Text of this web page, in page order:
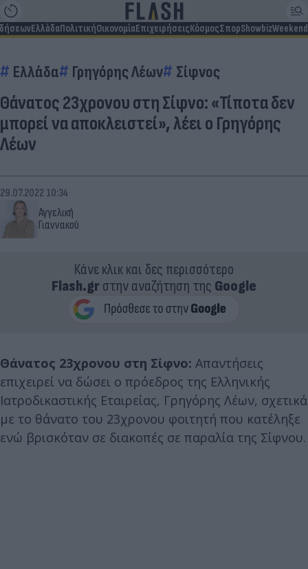
ΕλλάδαΠολιτικήΟικονομίαΕπιχειρήσειςΚόσμοςΣπορShowbizWeekend
Ελλάδα Γρηγόρης Λέων Σίφνος
Θάνατος 23χρονου στη Σίφνο: «Τίποτα δεν
μπορεί να αποκλειστεί», λέει ο Γρηγόρης
Λέων
Αγγελική
Γιαννακού
29.07.2022 10:34
Κάνε κλικ και δες περισσότερο
Flash.grστην αναζήτηση της Google
Θάνατος 23χρονου στη Σίφνο: Απαντήσεις
επιχειρεί να δώσει ο πρόεδρος της Ελληνικής
Ιατροδικαστικής Εταιρείας, Γρηγόρης Λέων, σχετικά
με το θάνατο του 23χρονου φοιτητή που κατέληξε
ενώ βρισκόταν σε διακοπές σε παραλία της Σίφνου.